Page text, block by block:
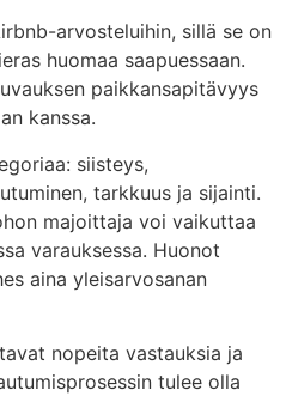
arvosteluihin, sillä se on
huomaa saapuessaan.
paikkansapitävyys
kanssa.
siisteys,
tarkkuus ja sijainti.
majoittaja voi vaikuttaa
varauksessa. Huonot
aina yleisarvosanan
nopeita vastauksia ja
tulee olla